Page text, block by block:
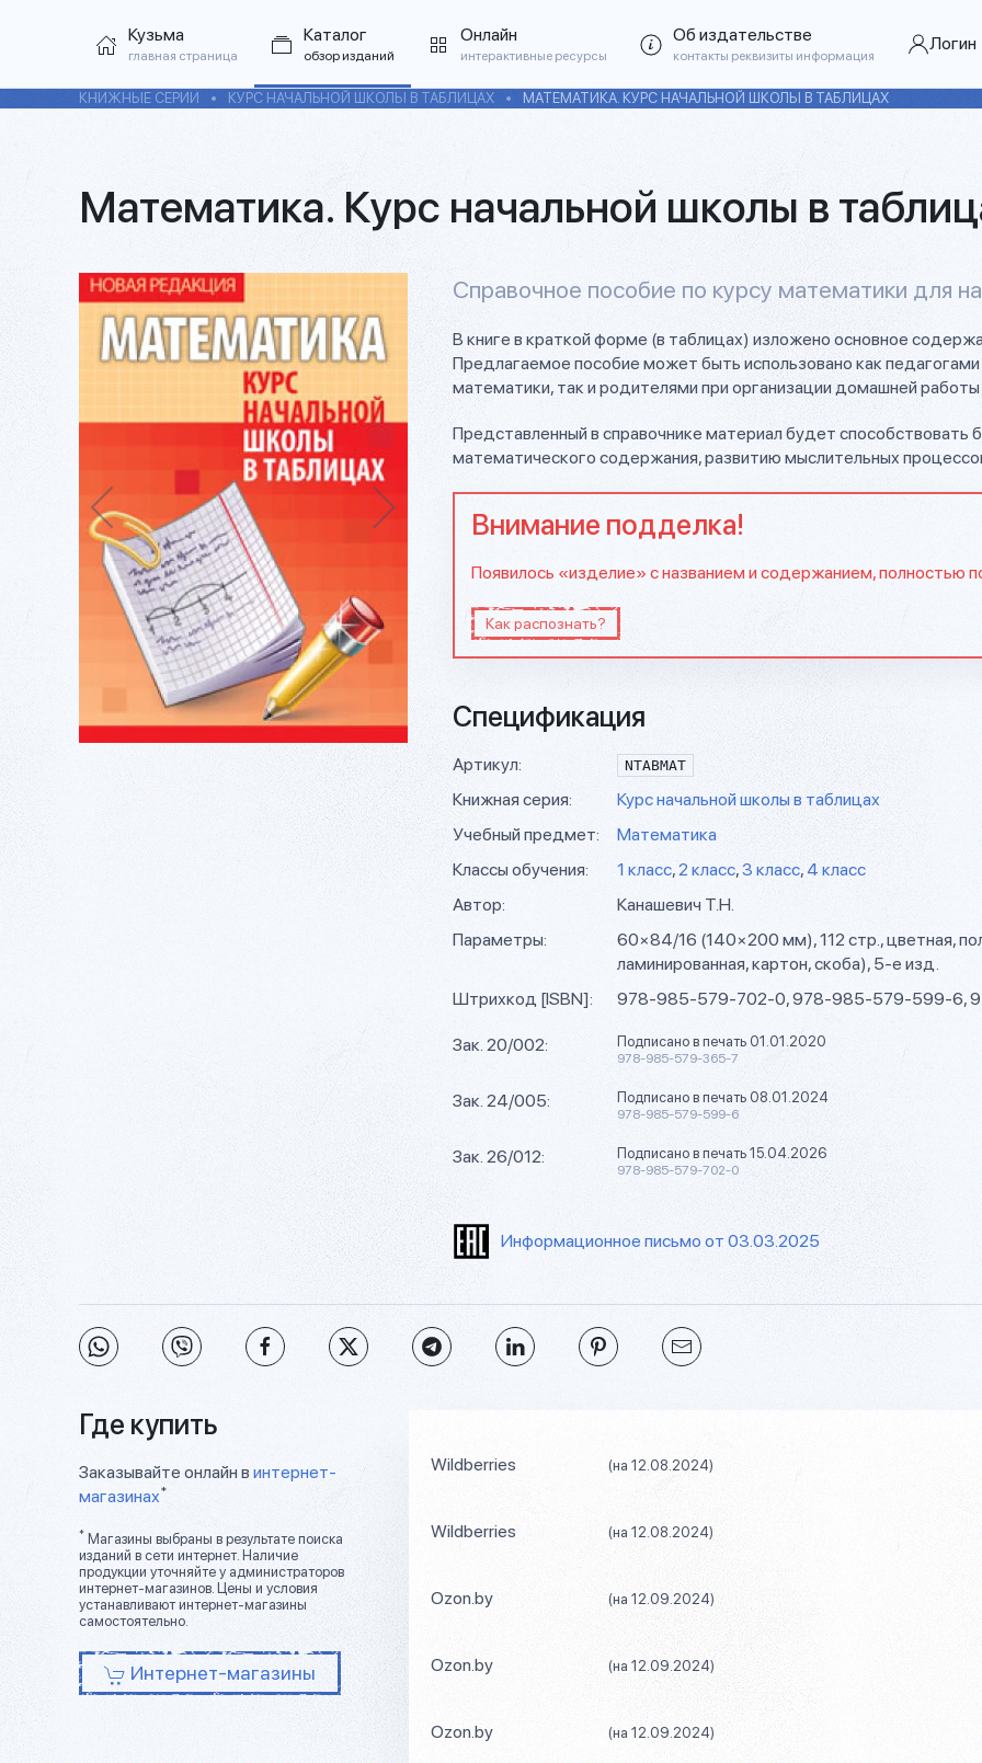
Кузьма
главная страница
Каталог
обзор изданий
Онлайн
интерактивные ресурсы
Об издательстве
контакты реквизиты информация
Логин
КНИЖНЫЕ СЕРИИ КУРС НАЧАЛЬНОЙ ШКОЛЫ В ТАБЛИЦАХ МАТЕМАТИКА. КУРС НАЧАЛЬНОЙ ШКОЛЫ В ТАБЛИЦАХ
Математика. Курс начальной школы в
Справочное пособие по курсу математики для
В книге в краткой форме (в таблицах) изложено основное
Предлагаемое пособие может быть использовано как
математики, так и родителями при организации домашней
Представленный в справочнике материал будет способствовать
математического содержания, развитию мыслительных
Внимание подделка!
Появилось «изделие» с названием и содержанием, полностью
Как распознать?
Спецификация
Артикул: NTABMAT
Книжная серия:
Курс начальной школы в таблицах
Учебный предмет:
Математика
Классы обучения:
1 класс,2 класс,3 класс, 4 класс
Автор:
Канашевич Т.Н.
Параметры:
60×84/16 (140×200 мм), 112 стр., цветная,
ламинированная, картон, скоба), 5-е изд.
Штрихкод [ISBN]:
978-985-579-702-0, 978-985-579-599-6,
Зак. 20/002: Подписано в печать 01.01.2020
978-985-579-365-7
Зак. 24/005: Подписано в печать 08.01.2024
978-985-579-599-6
Зак. 26/012: Подписано в печать 15.04.2026
978-985-579-702-0
Информационное письмо от 03.03.2025
Где купить
Заказывайте онлайн в интернет-
магазинах*
* Магазины выбраны в результате поиска
изданий в сети интернет. Наличие
продукции уточняйте у администраторов
интернет-магазинов. Цены и условия
устанавливают интернет-магазины
самостоятельно.
Интернет-магазины
Wildberries (на 12.08.2024)
Wildberries (на 12.08.2024)
Ozon.by (на 12.09.2024)
Ozon.by (на 12.09.2024)
Ozon.by (на 12.09.2024)